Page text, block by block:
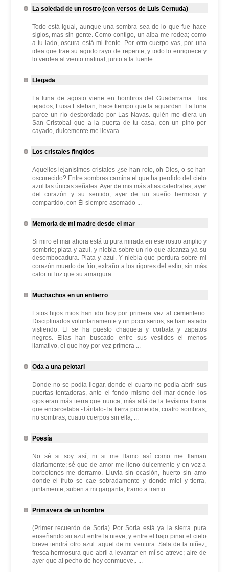
La soledad de un rostro (con versos de Luis Cernuda)
Todo está igual, aunque una sombra sea de lo que fue hace
siglos, mas sin gente. Como contigo, un alba me rodea; como
a tu lado, oscura está mi frente. Por otro cuerpo vas, por una
idea que trae su agudo rayo de repente, y todo lo enriquece y
lo verdea al viento matinal, junto a la fuente. ...
Llegada
La luna de agosto viene en hombros del Guadarrama. Tus
tejados, Luisa Esteban, hace tiempo que la aguardan. La luna
parce un río desbordado por Las Navas. quién me diera un
San Cristobal que a la puerta de tu casa, con un pino por
cayado, dulcemente me llevara. ...
Los cristales fingidos
Aquellos lejanísimos cristales ¿se han roto, oh Dios, o se han
oscurecido? Entre sombras camina el que ha perdido del cielo
azul las únicas señales. Ayer de mis más altas catedrales; ayer
del corazón y su sentido; ayer de un sueño hermoso y
compartido, con Él siempre asomado ...
Memoria de mi madre desde el mar
Si miro el mar ahora está tu pura mirada en ese rostro amplio y
sombrío; plata y azul, y niebla sobre un rio que alcanza ya su
desembocadura. Plata y azul. Y niebla que perdura sobre mi
corazón muerto de frio, extraño a los rigores del estío, sin más
calor ni luz que su amargura. ...
Muchachos en un entierro
Estos hijos mios han ido hoy por primera vez al cementerio.
Disciplinados voluntariamente y un poco serios, se han estado
vistiendo. El se ha puesto chaqueta y corbata y zapatos
negros. Ellas han buscado entre sus vestidos el menos
llamativo, el que hoy por vez primera ...
Oda a una pelotari
Donde no se podía llegar, donde el cuarto no podía abrir sus
puertas tentadoras, ante el fondo mismo del mar donde los
ojos eran más tierra que nunca, más allá de la levísima trama
que encarcelaba -Tántalo- la tierra prometida, cuatro sombras,
no sombras, cuatro cuerpos sin ella, ...
Poesía
No sé si soy así, ni si me llamo así como me llaman
diariamente; sé que de amor me lleno dulcemente y en voz a
borbotones me derramo. Lluvia sin ocasión, huerto sin amo
donde el fruto se cae sobradamente y donde miel y tierra,
juntamente, suben a mi garganta, tramo a tramo. ...
Primavera de un hombre
(Primer recuerdo de Soria) Por Soria está ya la sierra pura
enseñando su azul entre la nieve, y entre el bajo pinar el cielo
breve tendrá otro azul: aquel de mi ventura. Sala de la niñez,
fresca hermosura que abril a levantar en mí se atreve; aire de
ayer que al pecho de hoy conmueve,. ...